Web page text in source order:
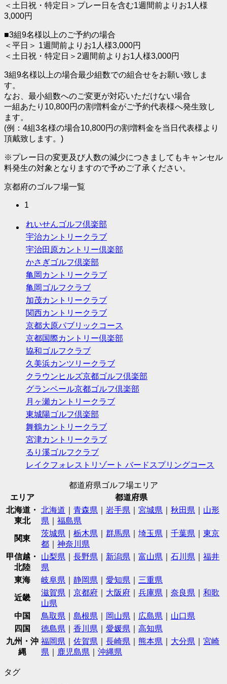
＜土日祝・特定日＞プレー日を含む1週間前よりお1人様
3,000円
■3組9名様以上のご予約の場合
＜平日＞ 1週間前よりお1人様3,000円
＜土日祝・特定日＞2週間前よりお1人様3,000円
3組9名様以上の場合最少組数での組合せをお願い致しま
す。
なお、最小組数へのご変更が対応いただけない場合
一組あたり10,800円の割増料金がご予約代表様へ発生致し
ます。
(例：4組3名様の場合10,800円の割増料金を当日代表様より
頂戴致します。)
※プレー日の変更及び人数の減少につきましてもキャンセル
料発生の対象となりますので予めご了承ください。
京都府のゴルフ場一覧
1
れいせんゴルフ倶楽部
宇治カントリークラブ
宇治田原カントリー倶楽部
かさぎゴルフ倶楽部
亀岡カントリークラブ
亀岡ゴルフクラブ
加茂カントリークラブ
関西カントリークラブ
京都大原パブリックコース
京都国際カントリー倶楽部
協和ゴルフクラブ
久美浜カンツリークラブ
クラウンヒルズ京都ゴルフ倶楽部
グランベール京都ゴルフ倶楽部
月ヶ瀬カントリークラブ
東城陽ゴルフ倶楽部
舞鶴カントリークラブ
宮津カントリークラブ
るり溪ゴルフクラブ
レイクフォレストリゾート バードスプリングコース
都道府県ゴルフ場エリア
エリア
都道府県
北海道・
東北
北海道 青森県 岩手県 宮城県 秋田県
山形
県
福島県
関東
茨城県 栃木県 群馬県 埼玉県 千葉県
東京
都
神奈川県
甲信越・
北陸
山梨県 長野県 新潟県 富山県 石川県
福井
県
東海
岐阜県 静岡県 愛知県 三重県
近畿
滋賀県 京都府 大阪府 兵庫県 奈良県
和歌
山県
中国
鳥取県 島根県 岡山県 広島県
山口県
四国
徳島県 香川県 愛媛県
高知県
九州・沖
縄
福岡県 佐賀県 長崎県 熊本県 大分県
宮崎
県
鹿児島県 沖縄県
タグ